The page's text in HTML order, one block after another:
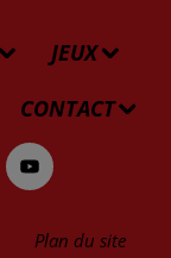
JEUX
CONTACT
Plan du site